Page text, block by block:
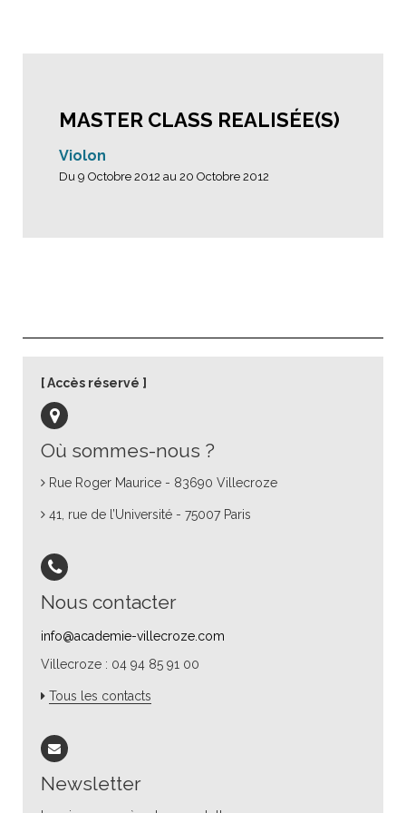
MASTER CLASS REALISÉE(S)
Violon
Du 9 Octobre 2012 au 20 Octobre 2012
Où sommes-nous ?
Rue Roger Maurice - 83690 Villecroze
41, rue de l’Université - 75007 Paris
Nous contacter
info@academie-villecroze.com
Villecroze : 04 94 85 91 00
Tous les contacts
Newsletter
Accès réservé